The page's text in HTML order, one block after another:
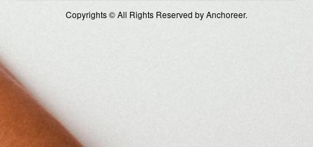
Copyrights © All Rights Reserved by Anchoreer.